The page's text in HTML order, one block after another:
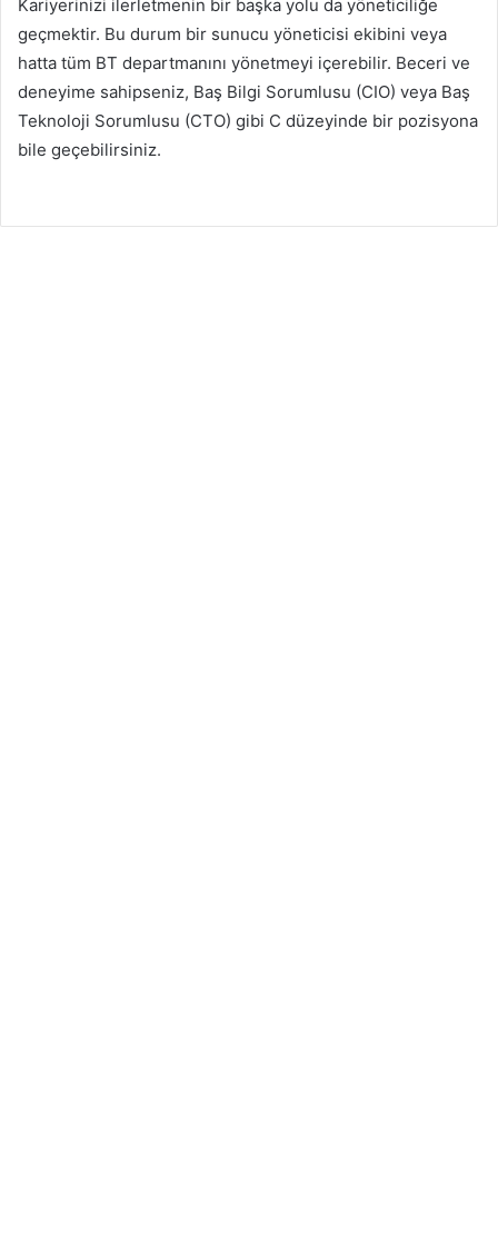
Kariyerinizi ilerletmenin bir başka yolu da yöneticiliğe
geçmektir. Bu durum bir sunucu yöneticisi ekibini veya
hatta tüm BT departmanını yönetmeyi içerebilir. Beceri ve
deneyime sahipseniz, Baş Bilgi Sorumlusu (CIO) veya Baş
Teknoloji Sorumlusu (CTO) gibi C düzeyinde bir pozisyona
bile geçebilirsiniz.